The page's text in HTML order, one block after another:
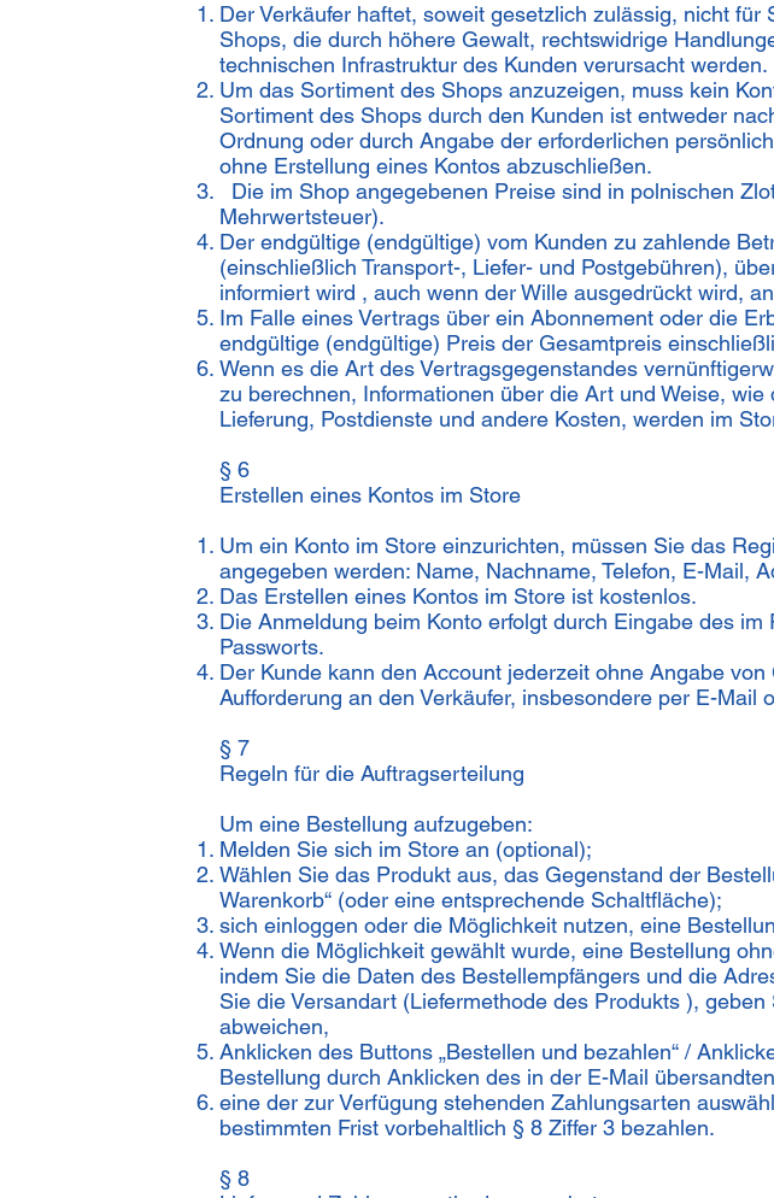
Der Verkäufer haftet, soweit gesetzlich zulässig, nicht
Shops, die durch höhere Gewalt, rechtswidrige
technischen Infrastruktur des Kunden verursacht werden.
Um das Sortiment des Shops anzuzeigen, muss kein
Sortiment des Shops durch den Kunden ist entweder
Ordnung oder durch Angabe der erforderlichen
ohne Erstellung eines Kontos abzuschließen.
Die im Shop angegebenen Preise sind in polnischen
Mehrwertsteuer).
Der endgültige (endgültige) vom Kunden zu zahlende
(einschließlich Transport-, Liefer- und Postgebühren),
informiert wird , auch wenn der Wille ausgedrückt wird,
Im Falle eines Vertrags über ein Abonnement oder die
endgültige (endgültige) Preis der Gesamtpreis
Wenn es die Art des Vertragsgegenstandes
zu berechnen, Informationen über die Art und Weise,
Lieferung, Postdienste und andere Kosten, werden im
§ 6
Erstellen eines Kontos im Store
Um ein Konto im Store einzurichten, müssen Sie das
angegeben werden: Name, Nachname, Telefon, E-Mail,
Das Erstellen eines Kontos im Store ist kostenlos.
Die Anmeldung beim Konto erfolgt durch Eingabe des
Passworts.
Der Kunde kann den Account jederzeit ohne Angabe
Aufforderung an den Verkäufer, insbesondere per E-
§ 7
Regeln für die Auftragserteilung
Um eine Bestellung aufzugeben:
Melden Sie sich im Store an (optional);
Wählen Sie das Produkt aus, das Gegenstand der
Warenkorb“ (oder eine entsprechende Schaltfläche);
sich einloggen oder die Möglichkeit nutzen, eine
Wenn die Möglichkeit gewählt wurde, eine Bestellung
indem Sie die Daten des Bestellempfängers und die
Sie die Versandart (Liefermethode des Produkts ),
abweichen,
Anklicken des Buttons „Bestellen und bezahlen“ /
Bestellung durch Anklicken des in der E-Mail
eine der zur Verfügung stehenden Zahlungsarten
bestimmten Frist vorbehaltlich § 8 Ziffer 3 bezahlen.
§ 8